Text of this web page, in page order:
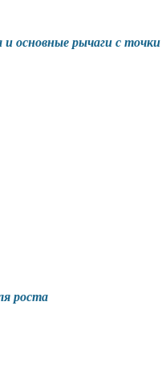
основные рычаги с точки
роста